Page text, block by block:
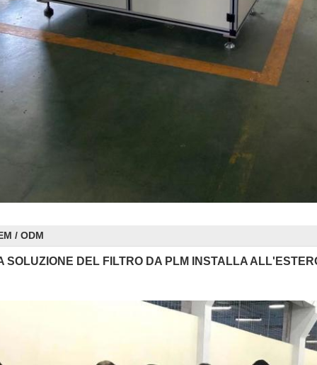
/ ODM
SOLUZIONE DEL FILTRO DA PLM INSTALLA